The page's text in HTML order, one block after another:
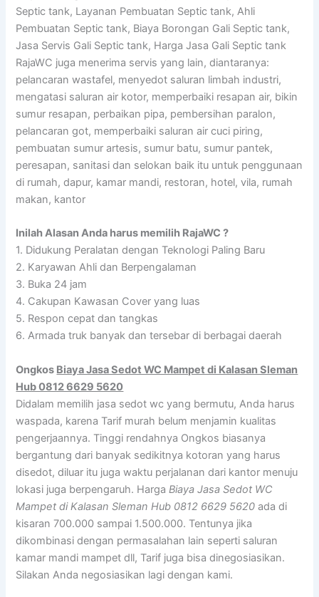
Septic tank, Layanan Pembuatan Septic tank, Ahli
Pembuatan Septic tank, Biaya Borongan Gali Septic tank,
Jasa Servis Gali Septic tank, Harga Jasa Gali Septic tank
RajaWC juga menerima servis yang lain, diantaranya:
pelancaran wastafel, menyedot saluran limbah industri,
mengatasi saluran air kotor, memperbaiki resapan air, bikin
sumur resapan, perbaikan pipa, pembersihan paralon,
pelancaran got, memperbaiki saluran air cuci piring,
pembuatan sumur artesis, sumur batu, sumur pantek,
peresapan, sanitasi dan selokan baik itu untuk penggunaan
di rumah, dapur, kamar mandi, restoran, hotel, vila, rumah
makan, kantor
Inilah Alasan Anda harus memilih RajaWC ?
1. Didukung Peralatan dengan Teknologi Paling Baru
2. Karyawan Ahli dan Berpengalaman
3. Buka 24 jam
4. Cakupan Kawasan Cover yang luas
5. Respon cepat dan tangkas
6. Armada truk banyak dan tersebar di berbagai daerah
Ongkos Biaya Jasa Sedot WC Mampet di Kalasan Sleman
Hub 0812 6629 5620
Didalam memilih jasa sedot wc yang bermutu, Anda harus
waspada, karena Tarif murah belum menjamin kualitas
pengerjaannya. Tinggi rendahnya Ongkos biasanya
bergantung dari banyak sedikitnya kotoran yang harus
disedot, diluar itu juga waktu perjalanan dari kantor menuju
lokasi juga berpengaruh. HargaBiaya Jasa Sedot WC
Mampet di Kalasan Sleman Hub 0812 6629 5620 ada di
kisaran 700.000 sampai 1.500.000. Tentunya jika
dikombinasi dengan permasalahan lain seperti saluran
kamar mandi mampet dll, Tarif juga bisa dinegosiasikan.
Silakan Anda negosiasikan lagi dengan kami.